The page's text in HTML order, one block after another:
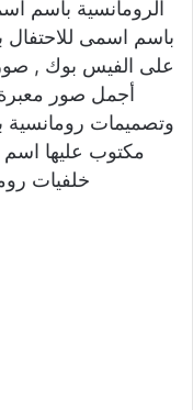
الرومانسية باسم
باسم اسمى
على الفيس بوك ,
أجمل صور
وتصميمات
مكتوب عليها
خلفيات